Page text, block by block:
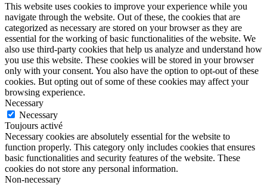
This website uses cookies to improve your experience while you
navigate through the website. Out of these, the cookies that are
categorized as necessary are stored on your browser as they are
essential for the working of basic functionalities of the website. We
also use third-party cookies that help us analyze and understand how
you use this website. These cookies will be stored in your browser
only with your consent. You also have the option to opt-out of these
cookies. But opting out of some of these cookies may affect your
browsing experience.
Necessary
Necessary
Toujours activé
Necessary cookies are absolutely essential for the website to
function properly. This category only includes cookies that ensures
basic functionalities and security features of the website. These
cookies do not store any personal information.
Non-necessary